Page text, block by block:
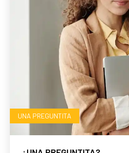
UNA PREGUNTITA